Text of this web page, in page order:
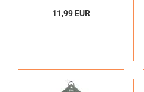
11,99 EUR